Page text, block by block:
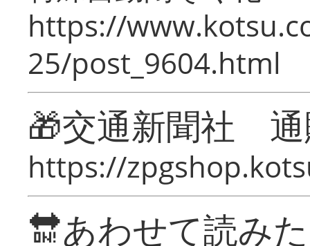
https://
25/post_9604.html
🎁交通新聞社
https://
🔛あわせて読み